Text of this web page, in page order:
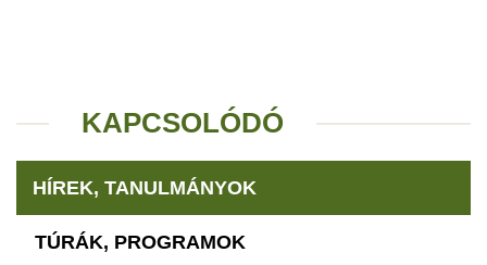
KAPCSOLÓDÓ
HÍREK, TANULMÁNYOK
TÚRÁK, PROGRAMOK